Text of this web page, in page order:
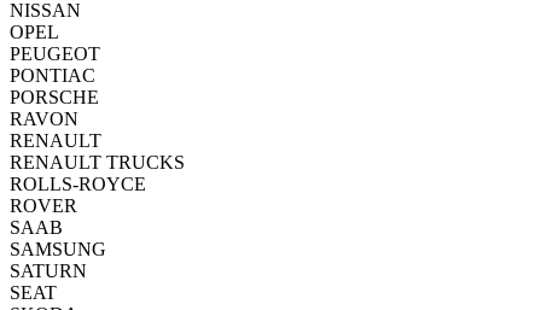
NISSAN
OPEL
PEUGEOT
PONTIAC
PORSCHE
RAVON
RENAULT
RENAULT TRUCKS
ROLLS-ROYCE
ROVER
SAAB
SAMSUNG
SATURN
SEAT